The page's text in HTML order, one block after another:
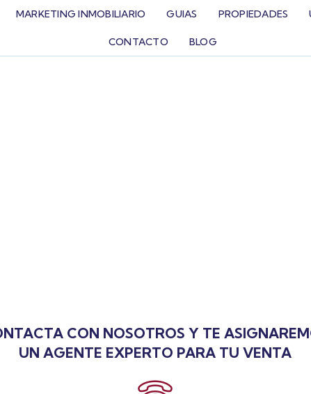
MARKETING INMOBILIARIO GUIAS PROPIEDADES
CONTACTO BLOG
CON NOSOTROS Y TE
UN AGENTE EXPERTO PARA TU VENTA